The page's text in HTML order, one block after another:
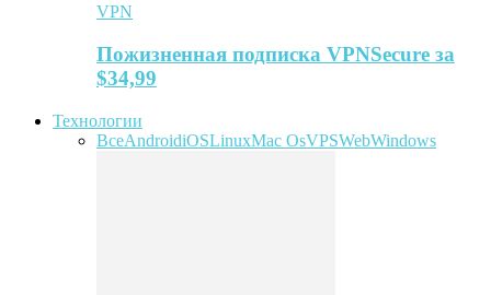
VPN
Пожизненная подписка VPNSecure за
$34,99
Технологии
ВсеAndroidiOSLinuxMac OsVPSWebWindows